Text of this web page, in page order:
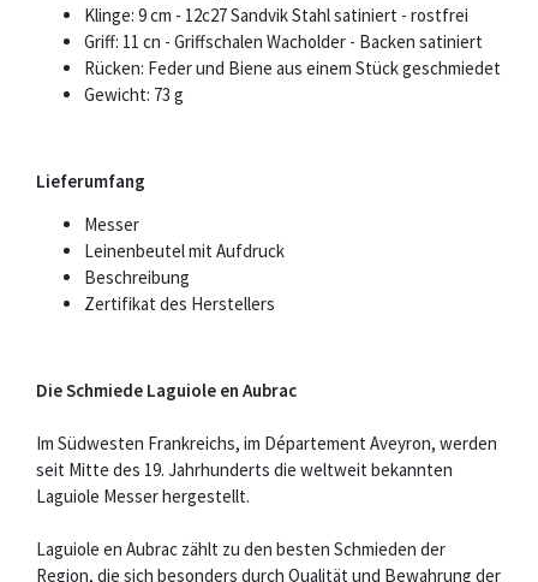
Klinge: 9 cm - 12c27 Sandvik Stahl satiniert - rostfrei
Griff: 11 cn - Griffschalen Wacholder - Backen satiniert
Rücken: Feder und Biene aus einem Stück geschmiedet
Gewicht: 73 g
Lieferumfang
Messer
Leinenbeutel mit Aufdruck
Beschreibung
Zertifikat des Herstellers
Die Schmiede Laguiole en Aubrac
Im Südwesten Frankreichs, im Département Aveyron, werden
seit Mitte des 19. Jahrhunderts die weltweit bekannten
Laguiole Messer hergestellt.
Laguiole en Aubrac zählt zu den besten Schmieden der
Region, die sich besonders durch Qualität und Bewahrung der